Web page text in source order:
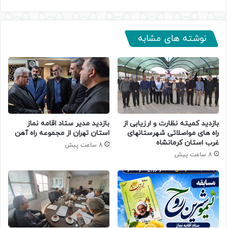
نوشته های مشابه
بازدید کمیته نظارت و ارزیابی از
راه های مواصلاتی شهرستانهای
غرب استان کرمانشاه
8 ساعت پیش
بازدید مدیر ستاد اقامه نماز
استان تهران از مجموعه راه آهن
8 ساعت پیش